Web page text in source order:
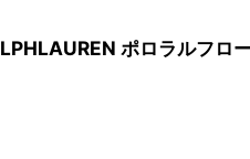
ポロラルフ